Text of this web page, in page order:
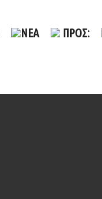
ΝΕΑ ΠΡΟΣ: